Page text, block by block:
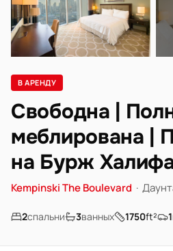
В АРЕНДУ
Свободна |
меблирована |
на Бурж
Kempinski The Boulevard ·
2спальни 3ванных 1750ft² 1